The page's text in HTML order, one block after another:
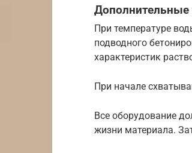
Дополнительные
При температуре
подводного
характеристик
При начале
Все оборудование
жизни материала.